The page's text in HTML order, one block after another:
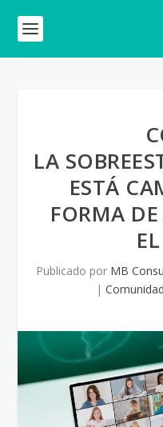
LA
ESTÁ
FORMA
Publicado por MB
| Comunidad